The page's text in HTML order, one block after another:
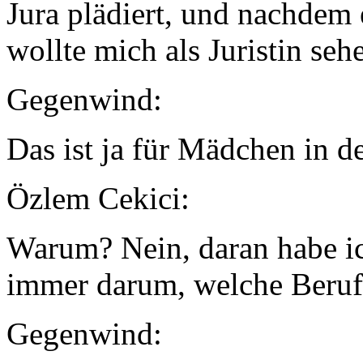
Jura plädiert, und
wollte mich als Juristin
Gegenwind:
Das ist ja für Mädchen in
Özlem Cekici:
Warum? Nein, daran habe
immer darum, welche
Gegenwind: